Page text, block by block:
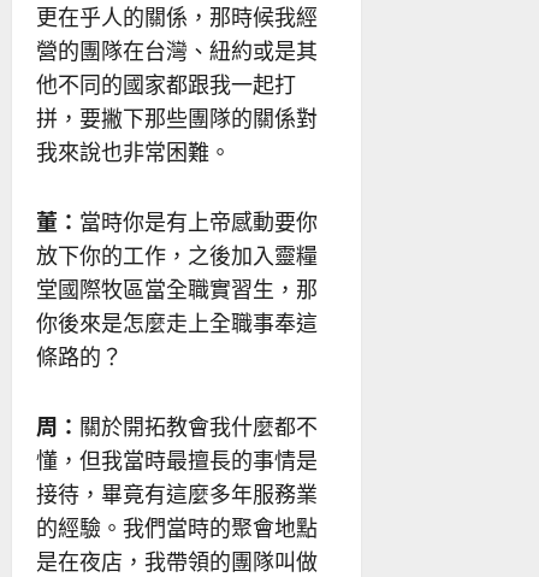
更在乎人的關係，那時候我經
營的團隊在台灣、紐約或是其
他不同的國家都跟我一起打
拼，要撇下那些團隊的關係對
我來說也非常困難。
董： 當時你是有上帝感動要你
放下你的工作，之後加入靈糧
堂國際牧區當全職實習生，那
你後來是怎麼走上全職事奉這
條路的？
周： 關於開拓教會我什麼都不
懂，但我當時最擅長的事情是
接待，畢竟有這麼多年服務業
的經驗。我們當時的聚會地點
是在夜店，我帶領的團隊叫做